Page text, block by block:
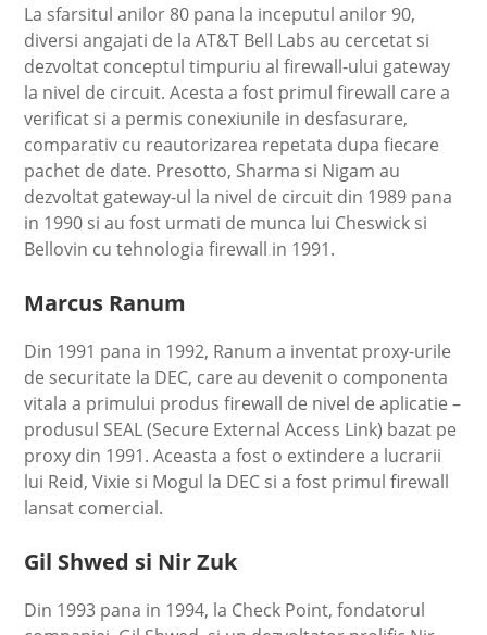
La sfarsitul anilor 80 pana la inceputul anilor 90,
diversi angajati de la AT&T Bell Labs au cercetat si
dezvoltat conceptul timpuriu al firewall-ului gateway
la nivel de circuit. Acesta a fost primul firewall care a
verificat si a permis conexiunile in desfasurare,
comparativ cu reautorizarea repetata dupa fiecare
pachet de date. Presotto, Sharma si Nigam au
dezvoltat gateway-ul la nivel de circuit din 1989 pana
in 1990 si au fost urmati de munca lui Cheswick si
Bellovin cu tehnologia firewall in 1991.
Marcus Ranum
Din 1991 pana in 1992, Ranum a inventat proxy-urile
de securitate la DEC, care au devenit o componenta
vitala a primului produs firewall de nivel de aplicatie –
produsul SEAL (Secure External Access Link) bazat pe
proxy din 1991. Aceasta a fost o extindere a lucrarii
lui Reid, Vixie si Mogul la DEC si a fost primul firewall
lansat comercial.
Gil Shwed si Nir Zuk
Din 1993 pana in 1994, la Check Point, fondatorul